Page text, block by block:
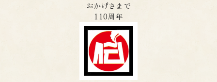
おかげさまで
110周年